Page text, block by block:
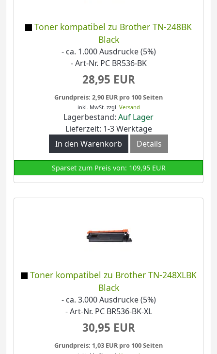
Toner kompatibel zu Brother TN-248BK
Black
- ca. 1.000 Ausdrucke (5%)
- Art-Nr. PC BR536-BK
28,95 EUR
Grundpreis: 2,90 EUR pro 100 Seiten
inkl. MwSt. zzgl. Versand
Lagerbestand: Auf Lager
Lieferzeit: 1-3 Werktage
In den Warenkorb
Details
Sparset zum Preis von: 109,95 EUR
Toner kompatibel zu Brother TN-248XLBK
Black
- ca. 3.000 Ausdrucke (5%)
- Art-Nr. PC BR536-BK-XL
30,95 EUR
Grundpreis: 1,03 EUR pro 100 Seiten